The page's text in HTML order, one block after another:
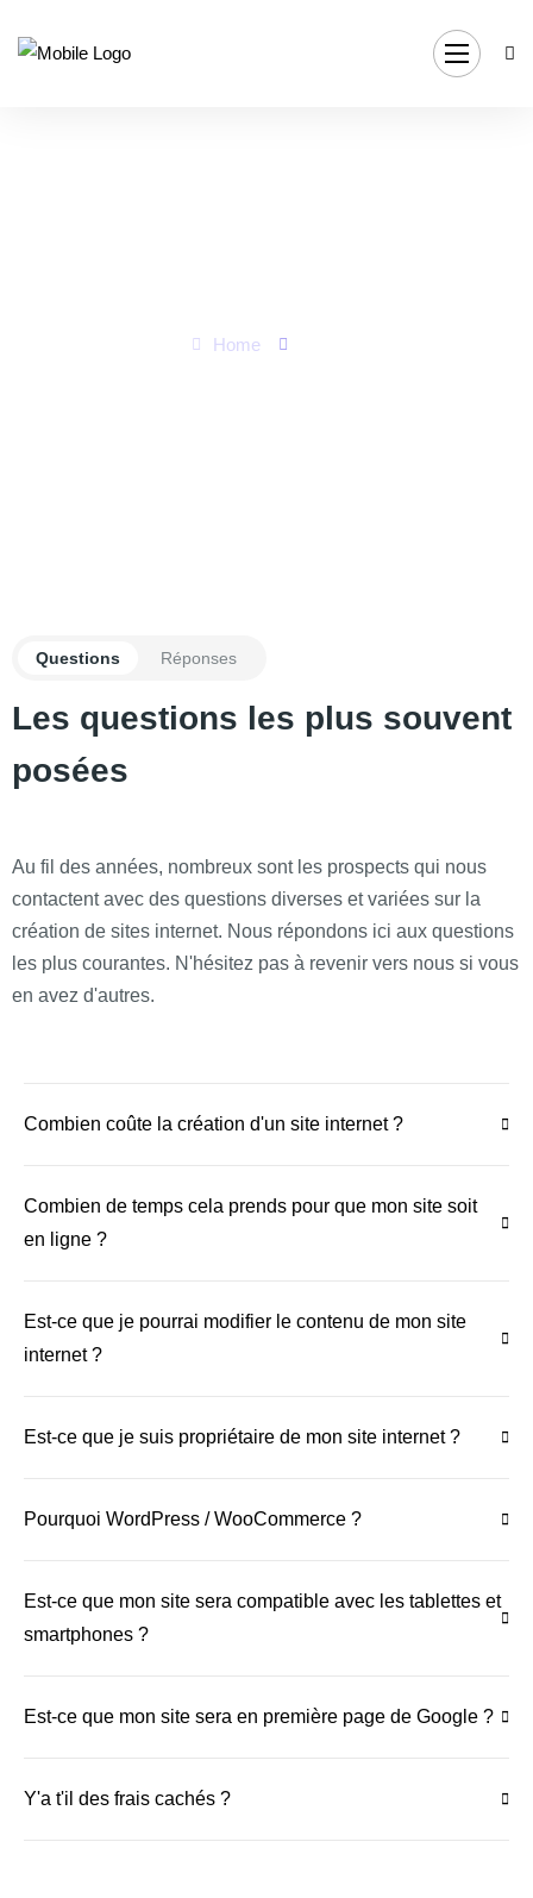
Home
Questions Réponses
Les questions les plus souvent
posées
Au fil des années, nombreux sont les prospects qui nous
contactent avec des questions diverses et variées sur la
création de sites internet. Nous répondons ici aux questions
les plus courantes. N'hésitez pas à revenir vers nous si vous
en avez d'autres.
Combien coûte la création d'un site internet ?
Combien de temps cela prends pour que mon site soit
en ligne ?
Est-ce que je pourrai modifier le contenu de mon site
internet ?
Est-ce que je suis propriétaire de mon site internet ?
Pourquoi WordPress / WooCommerce ?
Est-ce que mon site sera compatible avec les tablettes et
smartphones ?
Est-ce que mon site sera en première page de Google ?
Y'a t'il des frais cachés ?